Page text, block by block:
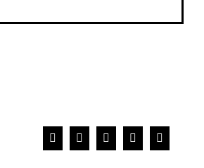
Facebook
X WhatsAppPinterest
E-
Mail